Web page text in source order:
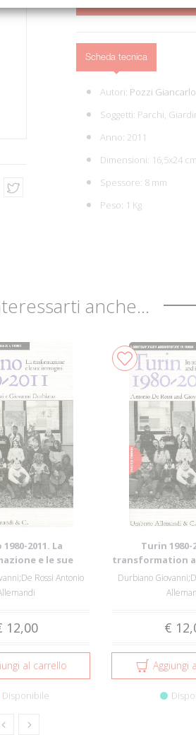
Scheda tecnica
Autori: Pozzi Giancarlo
Soggetti: Parchi,
Anno: 2011
Dimensioni: 16,5x24 cm
Spessore: 8 mm
Peso: 1 Kg
anche...
2011. La
e le sue
Rossi Antonio
12,00
al carrello
Disponibile
Turin 1980-
transformation
Durbiano
€
Aggiungi